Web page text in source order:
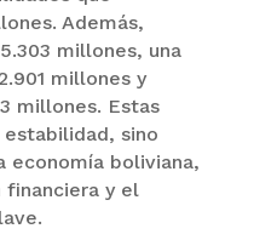
Además,
millones, una
millones y
millones. Estas
sino
economía boliviana,
financiera y el